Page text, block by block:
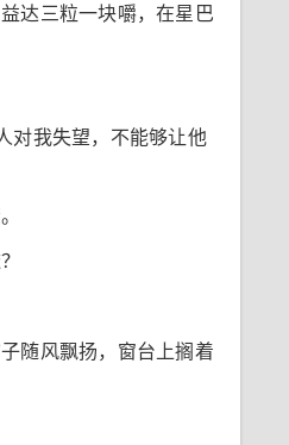
达三粒一块嚼，在星巴
对我失望，不能够让他
随风飘扬，窗台上搁着